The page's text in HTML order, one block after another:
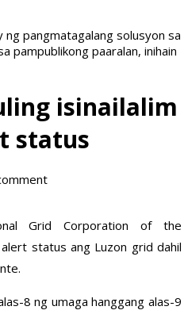
ng pangmatagalang solusyon sa
pampublikong paaralan, inihain
isinailalim
status
Grid Corporation of the
status ang Luzon grid dahil
8 ng umaga hanggang alas-9